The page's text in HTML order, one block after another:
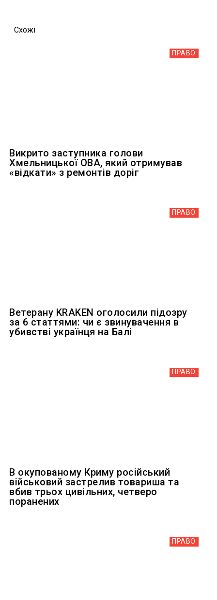
Схожi
ПРАВО
Викрито заступника голови
Хмельницької ОВА, який отримував
«відкати» з ремонтів доріг
ПРАВО
Ветерану KRAKEN оголосили підозру
за 6 статтями: чи є звинувачення в
убивстві українця на Балі
ПРАВО
В окупованому Криму російський
військовий застрелив товариша та
вбив трьох цивільних, четверо
поранених
ПРАВО